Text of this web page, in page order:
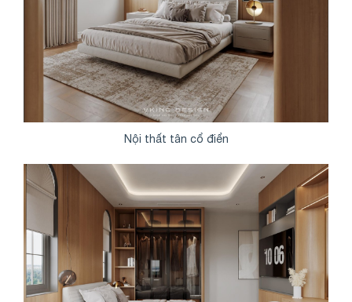
Nội thất tân cổ điển